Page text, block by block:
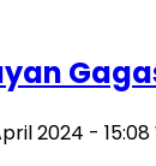
2024 - 15:08